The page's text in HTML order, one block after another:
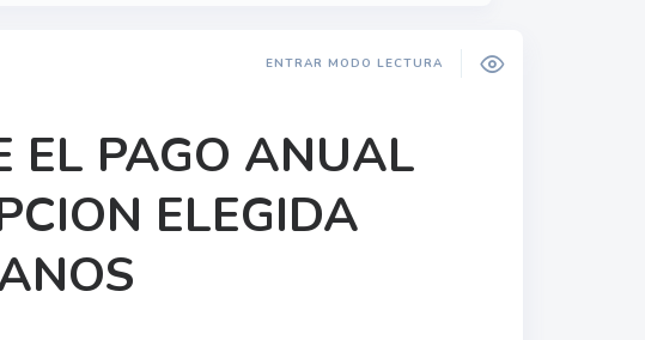
ENTRAR MODO LECTURA
EL PAGO ANUAL
ELEGIDA